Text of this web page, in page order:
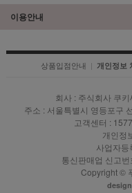
이용안내
상품입점안내 | 개인정보
회사 : 주식회사 쿠
주소 : 서울특별시 영등포구
고객센터 :
개인정
사업자
통신판매업 신고
Copyright ©